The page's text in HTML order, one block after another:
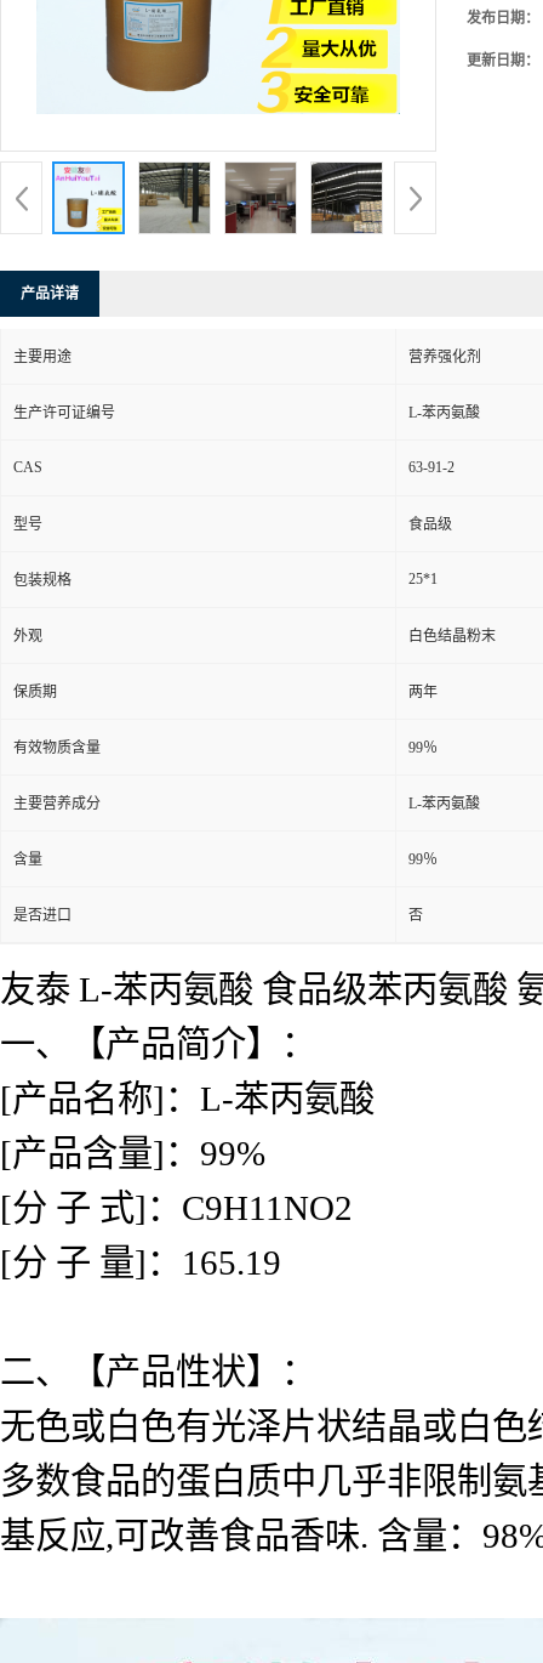
发布日期：
更新日期：
产品详请
主要用途 营养强化剂
生产许可证编号 L-苯丙氨酸
CAS 63-91-2
型号 食品级
包装规格 25*1
外观 白色结晶粉末
保质期 两年
有效物质含量 99％
主要营养成分 L-苯丙氨酸
含量 99％
是否进口 否
友泰 L-苯丙氨酸 食品级苯丙氨酸
一、【产品简介】：
[产品名称]：L-苯丙氨酸
[产品含量]：99%
[分 子 式]：C9H11NO2
[分 子 量]：165.19
二、【产品性状】：
无色或白色有光泽片状结晶或白
多数食品的蛋白质中几乎非限制
基反应,可改善食品香味. 含量：